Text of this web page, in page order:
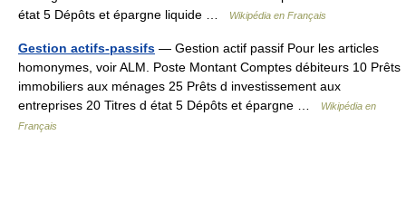
état 5 Dépôts et épargne liquide …
Wikipédia en Français
Gestion actifs-passifs — Gestion actif passif Pour les articles
homonymes, voir ALM. Poste Montant Comptes débiteurs 10 Prêts
immobiliers aux ménages 25 Prêts d investissement aux
entreprises 20 Titres d état 5 Dépôts et épargne …
Wikipédia en
Français